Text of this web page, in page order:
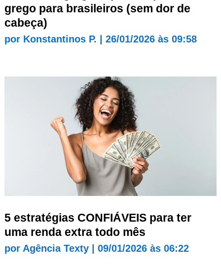
grego para brasileiros (sem dor de
cabeça)
por Konstantinos P. 26/01/2026 às 09:58
5 estratégias CONFIÁVEIS para ter
uma renda extra todo mês
por Agência Texty| 09/01/2026 às 06:22